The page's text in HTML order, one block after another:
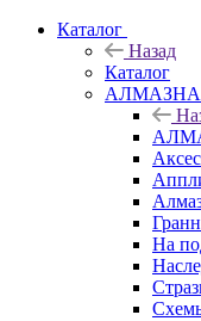
Каталог
Назад
Каталог
На